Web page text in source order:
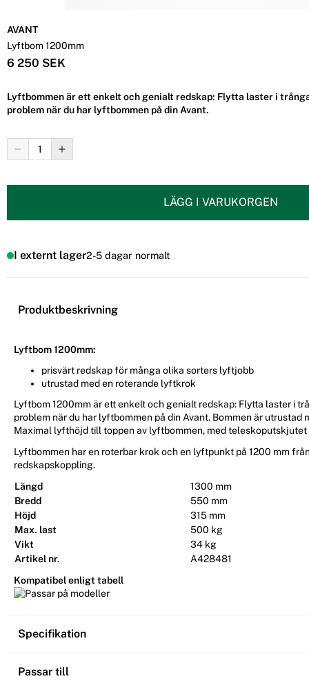
AVANT
Lyftbom 1200mm
6 250 SEK
Lyftbommen är ett enkelt och genialt redskap: Flytta laster i
problem när du har lyftbommen på din Avant.
LÄGG I VARUKORGEN
I externt lager2-5 dagar normalt
Produktbeskrivning
Lyftbom 1200mm:
prisvärt redskap för många olika sorters lyftjobb
utrustad med en roterande lyftkrok
Lyftbom 1200mm är ett enkelt och genialt redskap: Flytta laster i
problem när du har lyftbommen på din Avant. Bommen är utrustad
Maximal lyfthöjd till toppen av lyftbommen, med
Lyftbommen har en roterbar krok och en lyftpunkt på 1200 mm
redskapskoppling.
Längd
1300 mm
Bredd
550 mm
Höjd
315 mm
Max. last
500 kg
Vikt
34 kg
Artikel nr.
A428481
Kompatibel enligt tabell
Specifikation
Passar till